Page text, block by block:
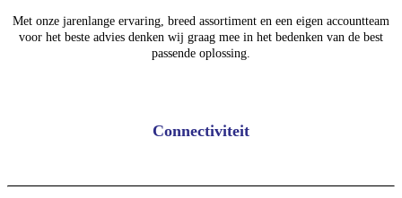
Met onze jarenlange ervaring, breed assortiment en een eigen accountteam
voor het beste advies denken wij graag mee in het bedenken van de best
passende oplossing.
Connectiviteit